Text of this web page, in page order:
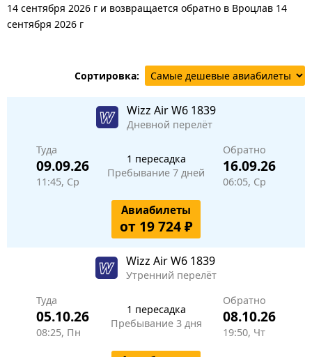
14 сентября 2026 г и возвращается обратно в Вроцлав 14
сентября 2026 г
Сортировка:
Wizz AirW6 1839
Дневной перелёт
Туда
09.09.26
11:45, Ср
1 пересадка
Пребывание 7 дней
Обратно
16.09.26
06:05, Ср
Авиабилеты
от 19 724 ₽
Wizz AirW6 1839
Утренний перелёт
Туда
05.10.26
08:25, Пн
1 пересадка
Пребывание 3 дня
Обратно
08.10.26
19:50, Чт